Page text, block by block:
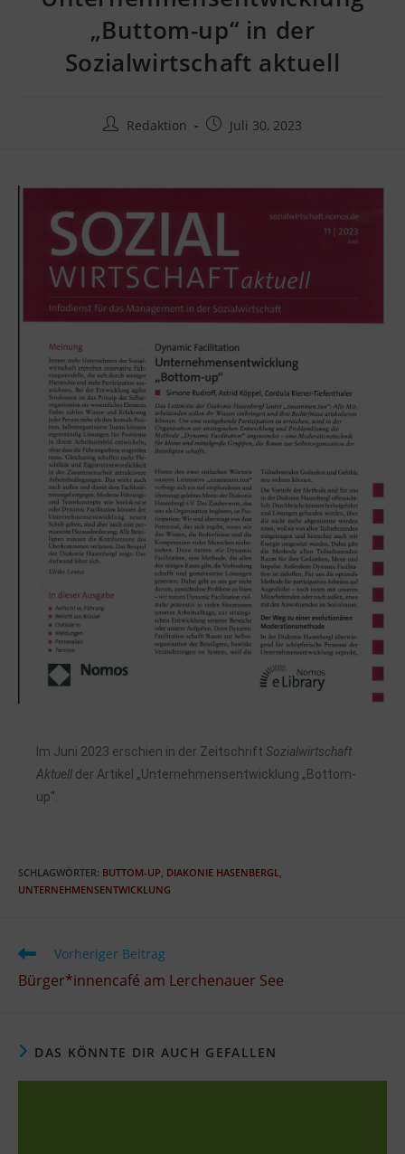
„Buttom-up“ in der
Sozialwirtschaft aktuell
Redaktion Juli 30, 2023
Im Juni 2023 erschien in der Zeitschrift Sozialwirtschaft
Aktuell der Artikel „Unternehmensentwicklung „Bottom-
up“.
SCHLAGWÖRTER: BUTTOM-UP, DIAKONIE HASENBERGL,
UNTERNEHMENSENTWICKLUNG
Vorheriger Beitrag
Bürger*innencafé am Lerchenauer See
DAS KÖNNTE DIR AUCH GEFALLEN